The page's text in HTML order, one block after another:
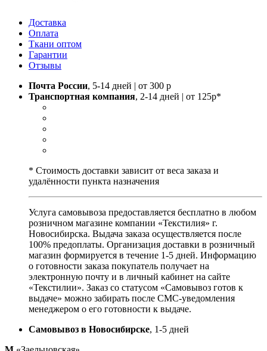
Доставка
Оплата
Ткани оптом
Гарантии
Отзывы
Почта России, 5-14 дней | от 300 р
Транспортная компания, 2-14 дней | от 125р*
* Стоимость доставки зависит от веса заказа и
удалённости пункта назначения
Услуга самовывоза предоставляется бесплатно в любом
розничном магазине компании «Текстилия» г.
Новосибирска. Выдача заказа осуществляется после
100% предоплаты. Организация доставки в розничный
магазин формируется в течение 1-5 дней. Информацию
о готовности заказа покупатель получает на
электронную почту и в личный кабинет на сайте
«Текстилии». Заказ со статусом «Самовывоз готов к
выдаче» можно забирать после СМС-уведомления
менеджером о его готовности к выдаче.
Самовывоз в Новосибирске, 1-5 дней